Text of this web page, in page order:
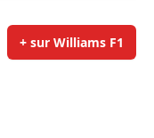
+ sur Williams F1